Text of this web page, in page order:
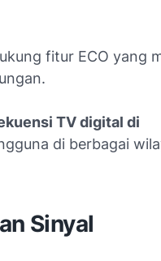
fitur ECO yang
TV digital di
di berbagai
Sinyal